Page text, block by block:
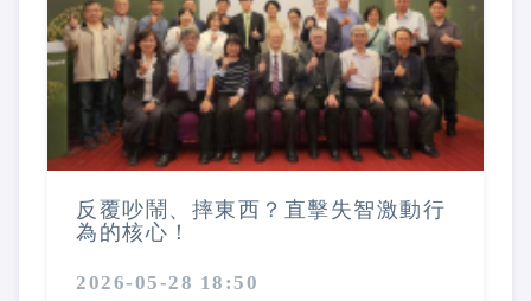
反覆吵鬧、摔東西？直擊失智激動行
為的核心！
2026-05-28 18:50